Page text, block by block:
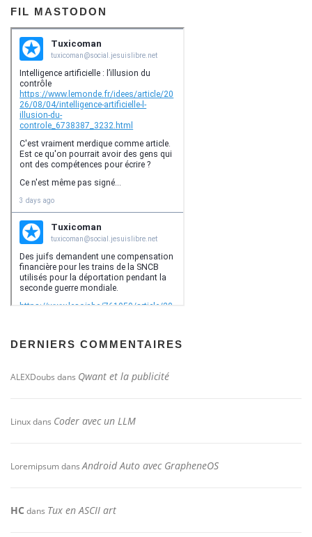
FIL MASTODON
DERNIERS COMMENTAIRES
ALEXDoubs dans Qwant et la publicité
Linuxdans Coder avec un LLM
LoremipsumdansAndroid Auto avec GrapheneOS
HC dans Tux en ASCII art